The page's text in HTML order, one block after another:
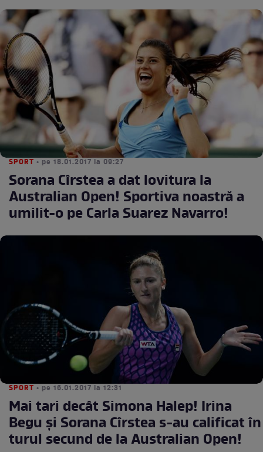
SPORT • pe 18.01.2017 la 09:27
Sorana Cîrstea a dat lovitura la
Australian Open! Sportiva noastră a
umilit-o pe Carla Suarez Navarro!
SPORT • pe 16.01.2017 la 12:31
Mai tari decât Simona Halep! Irina
Begu şi Sorana Cîrstea s-au calificat în
turul secund de la Australian Open!